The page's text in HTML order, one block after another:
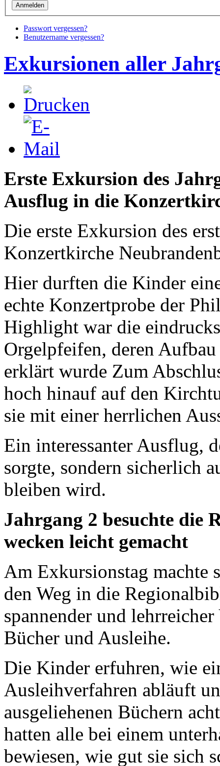
Passwort vergessen?
Benutzername vergessen?
Exkursionen aller
Erste Exkursion des
Ausflug in die
Die erste Exkursion des
Konzertkirche
Hier durften die Kinder
echte Konzertprobe der
Highlight war die
Orgelpfeifen, deren
erklärt wurde Zum
hoch hinauf auf den
sie mit einer herrlichen
Ein interessanter Ausflug,
sorgte, sondern sicherlich
bleiben wird.
Jahrgang 2 besuchte die
wecken leicht gemacht
Am Exkursionstag machte
den Weg in die
spannender und
Bücher und Ausleihe.
Die Kinder erfuhren, wie
Ausleihverfahren abläuft
ausgeliehenen Büchern
hatten alle bei einem
bewiesen, wie gut sie sich